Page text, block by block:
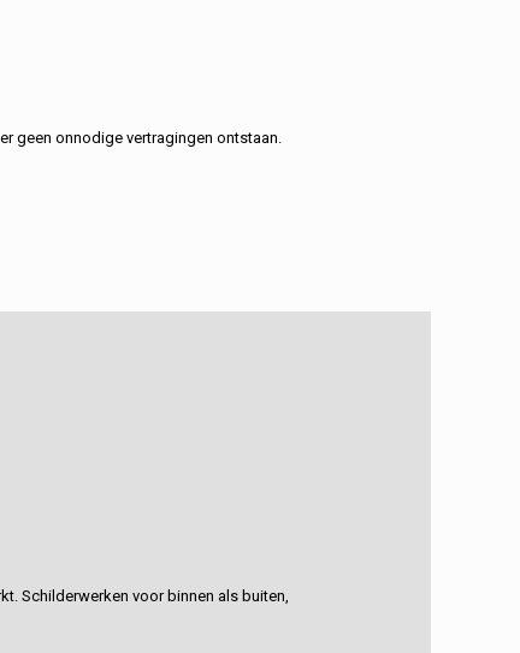
geen onnodige vertragingen ontstaan.
Schilderwerken voor binnen als buiten,